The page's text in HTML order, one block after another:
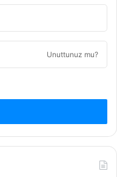
Unuttunuz mu?